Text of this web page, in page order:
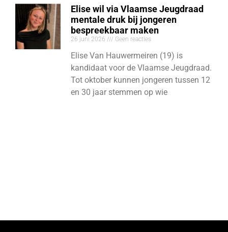
Elise wil via Vlaamse Jeugdraad
mentale druk bij jongeren
bespreekbaar maken
26 juni 2026 Geen reacties
Elise Van Hauwermeiren (19) is
kandidaat voor de Vlaamse Jeugdraad.
Tot oktober kunnen jongeren tussen 12
en 30 jaar stemmen op wie